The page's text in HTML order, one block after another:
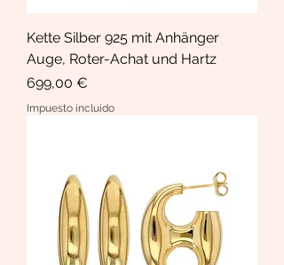
Kette Silber 925 mit Anhänger
Auge, Roter-Achat und Hartz
Precio
699,00 €
Impuesto incluido